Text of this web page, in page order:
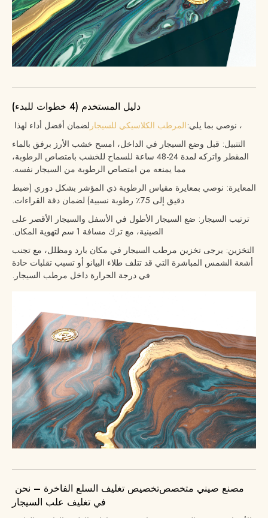
دليل المستخدم (4 خطوات للبدء)
لضمان أفضل أداء لهذا المرطب الكلاسيكي للسيجار، نوصي بما يلي:
التتبيل: قبل وضع السيجار في الداخل، امسح خشب الأرز برفق بالماء
المقطر واتركه لمدة 24-48 ساعة للسماح للخشب بامتصاص الرطوبة،
مما يمنعه من امتصاص الرطوبة من السيجار نفسه.
المعايرة: نوصي بمعايرة مقياس الرطوبة ذي المؤشر بشكل دوري (ضبط
دقيق إلى 75٪ رطوبة نسبية) لضمان دقة القراءات.
ترتيب السيجار: ضع السيجار الأطول في الأسفل والسيجار الأقصر على
الصينية، مع ترك مسافة 1 سم لتهوية المكان.
التخزين: يرجى تخزين مرطب السيجار في مكان بارد ومظلل، مع تجنب
أشعة الشمس المباشرة التي قد تتلف طلاء البيانو أو تسبب تقلبات حادة
في درجة الحرارة داخل مرطب السيجار.
تخصيص تغليف السلع الفاخرة – نحنمصنع صيني متخصص
في تغليف علب السيجار